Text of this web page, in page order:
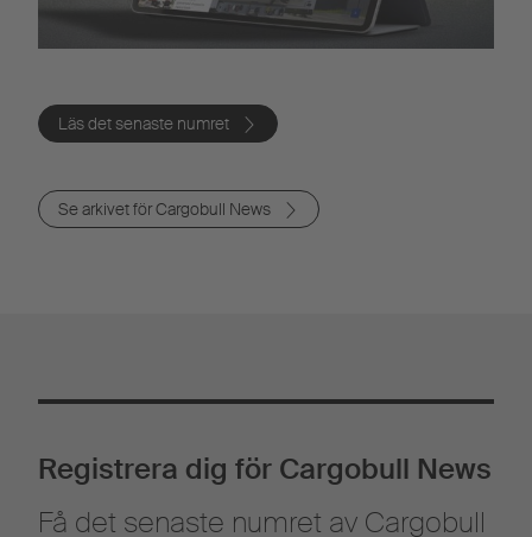
Läs det senaste numret
Se arkivet för Cargobull News
Registrera dig för Cargobull News
Få det senaste numret av Cargobull